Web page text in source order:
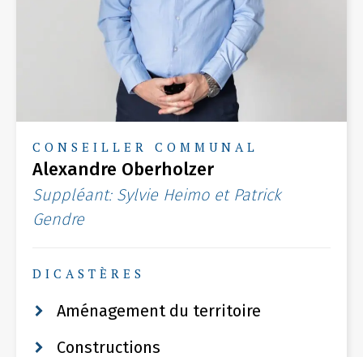
CONSEILLER COMMUNAL
Alexandre Oberholzer
Suppléant: Sylvie Heimo et Patrick
Gendre
DICASTÈRES
Aménagement du territoire
Constructions